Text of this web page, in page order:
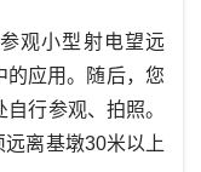
观小型射电望远
的应用。随后，您
行参观、拍照。
远离基墩30米以上